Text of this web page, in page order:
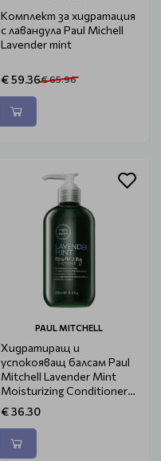
Комплект за хидратация
с лавандула Paul Michell
Lavender mint
€ 59.36€ 65.96
PAUL MITCHELL
Хидратиращ и
успокояващ балсам Paul
Mitchell Lavender Mint
Moisturizing Conditioner
300ml.
€ 36.30